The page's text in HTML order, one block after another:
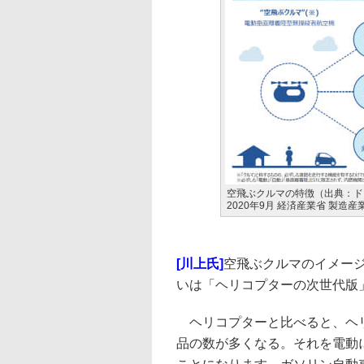
空飛ぶクルマの特徴（出典：
2020年9月 経済産業省 製造産
[川上氏]空飛ぶクルマのイメー
いは「ヘリコプターの次世代
ヘリコプターと比べると、ヘ
品の数が多くなる。それを電